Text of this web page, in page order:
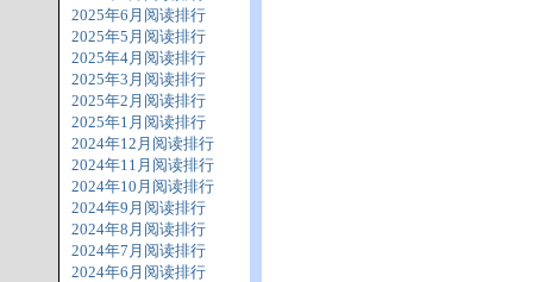
2025年6月阅读排行
2025年5月阅读排行
2025年4月阅读排行
2025年3月阅读排行
2025年2月阅读排行
2025年1月阅读排行
2024年12月阅读排行
2024年11月阅读排行
2024年10月阅读排行
2024年9月阅读排行
2024年8月阅读排行
2024年7月阅读排行
2024年6月阅读排行